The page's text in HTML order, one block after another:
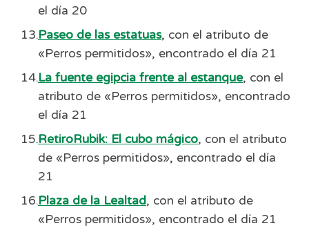
el día 20
Paseo de las estatuas, con el atributo de
«Perros permitidos», encontrado el día 21
La fuente egipcia frente al estanque, con el
atributo de «Perros permitidos», encontrado
el día 21
RetiroRubik: El cubo mágico, con el atributo
de «Perros permitidos», encontrado el día
21
Plaza de la Lealtad, con el atributo de
«Perros permitidos», encontrado el día 21